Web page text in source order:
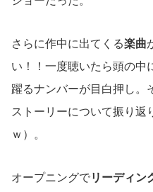
さらに作中に出てくる楽曲
い！！一度聴いたら頭の中
躍るナンバーが目白押し。
ストーリーについて振り返
ｗ）。
オープニングでリーディン